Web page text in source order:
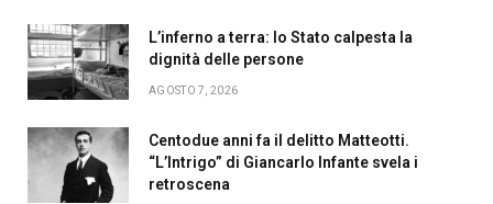
L’inferno a terra: lo Stato calpesta la
dignità delle persone
AGOSTO 7, 2026
Centodue anni fa il delitto Matteotti.
“L’Intrigo” di Giancarlo Infante svela i
retroscena